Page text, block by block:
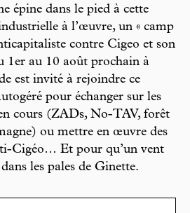
épine dans le pied à cette
à l’œuvre, un « camp
contre Cigeo et son
1er au 10 août prochain à
est invité à rejoindre ce
pour échanger sur les
cours (ZADs, No-TAV, forêt
ou mettre en œuvre des
Cigéo… Et pour qu’un vent
les pales de Ginette.